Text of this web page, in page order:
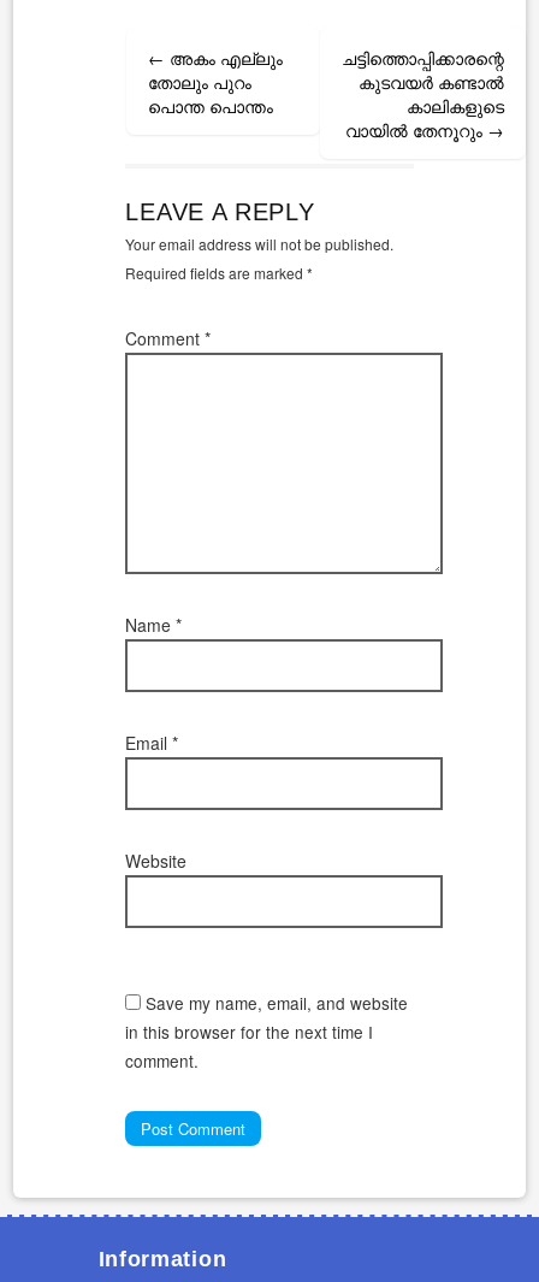
navigation
← അകം എല്ലും
തോലും പുറം
പൊന്ത പൊന്തം
ചട്ടിത്തൊപ്പിക്കാരന്റെ
കുടവയർ കണ്ടാല്‍
കാലികളുടെ
വായില്‍ തേനൂറും →
LEAVE A REPLY
Your email address will not be published.
Required fields are marked*
Comment*
Name*
Email*
Website
Save my name, email, and website
in this browser for the next time I
comment.
Information